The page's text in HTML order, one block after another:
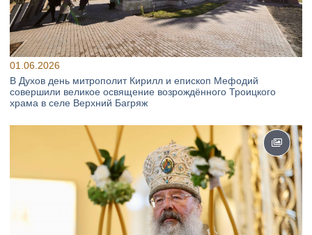
01.06.2026
В Духов день митрополит Кирилл и епископ Мефодий
совершили великое освящение возрождённого Троицкого
храма в селе Верхний Багряж